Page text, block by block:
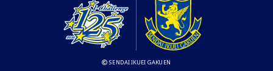
SENDAI IKUEI GAKUEN